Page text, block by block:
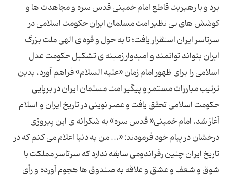
برد و با رهبریت قاطع امام خمینی قدس سره و مجاهدت ها و
كوشش های بی نظیر امت مسلمان ایران حكومت اسلامی در
سرتاسر ایران استقرار یافت؛ تا به حول و قوه ی الهی ملت بزرگ
ایران بتواند توانمند و امیدوار زمینه ی تشكیل حكومت عدل
اسلامی را برای ظهور امام زمان «علیه السلام» فراهم آورد. بدین
ترتیب مبارزات مستمر و پیگیر امت مسلمان ایران در برپایی
حكومت اسلامی تحقق یافت و عصر نوینی در تاریخ ایران و اسلام
آغاز شد. امام خمینی« قدس سره» به شكرانه ی این پیروزی
درخشان در پیام خود فرمودند: «... من به دنیا اعلام می كنم كه در
تاریخ ایران چنین رفراندومی سابقه ندارد كه سرتاسر مملكت با
شوق و شعف و عشق و علاقه به صندوق ها هجوم آورده و رأی